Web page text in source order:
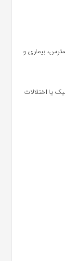
بیماری و
یا اختلالات